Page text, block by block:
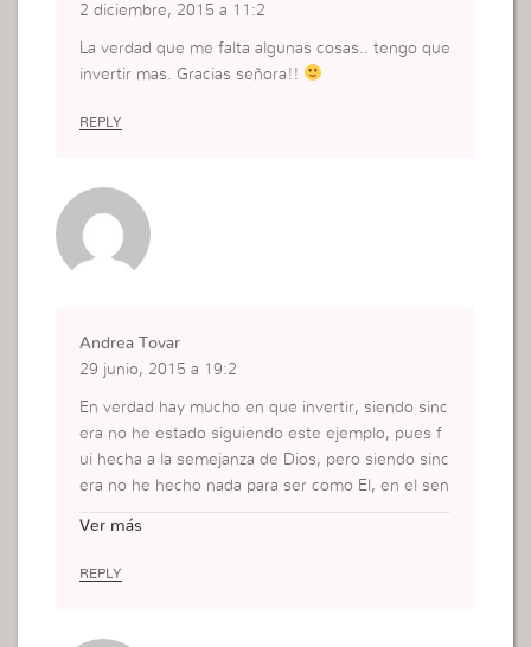
2 diciembre, 2015 a 11:2
La verdad que me falta algunas cosas.. tengo que
invertir mas. Gracias señora!!
REPLY
Andrea Tovar
29 junio, 2015 a 19:2
En verdad hay mucho en que invertir, siendo sinc
era no he estado siguiendo este ejemplo, pues f
ui hecha a la semejanza de Dios, pero siendo sinc
era no he hecho nada para ser como El, en el sen
Ver más
REPLY